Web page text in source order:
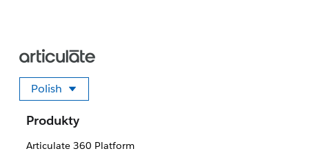
Polish
Wybierz swój język
Produkty
Articulate 360 Platform